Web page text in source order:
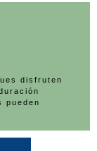
disfruten
pueden